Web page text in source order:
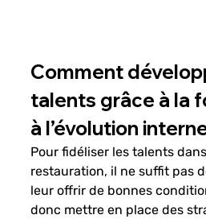
Comment
talents grâce à la
à l’évolution
Pour fidéliser les talents
restauration, il ne suffit pas
leur offrir de bonnes
donc mettre en place des